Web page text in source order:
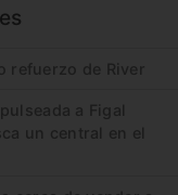
refuerzo de River
a Figal
un central en el